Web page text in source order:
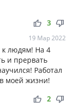
thumb_up thumb_down
3
19 Мар 2022
к людям! На 4
и прервать
Работал
моей жизни!
thumb_up thumb_down
2